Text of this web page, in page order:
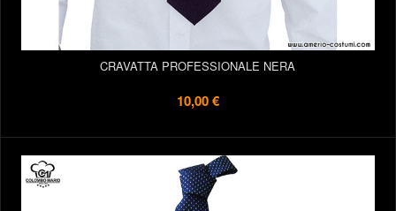
CRAVATTA PROFESSIONALE NERA
10,00 €